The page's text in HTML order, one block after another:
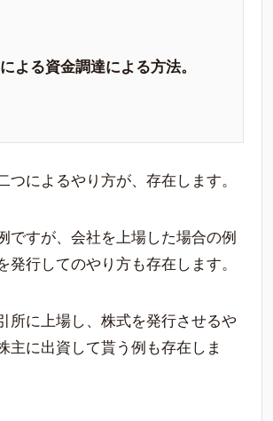
よる資金調達による方法。
つによるやり方が、存在します。
ですが、会社を上場した場合の例
発行してのやり方も存在します。
所に上場し、株式を発行させるや
主に出資して貰う例も存在しま